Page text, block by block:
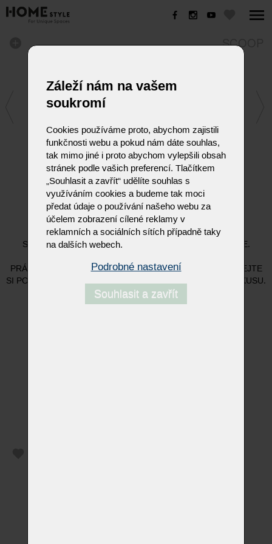
SCOOP
SCOOP
KOVOVÝ POSUVNÝ STOLEK PRO POŽITÍ K SEDACÍM
SOUPRAVÁM. SNADNO SE PŘIZPŮSOBÍ VAŠÍ POHOVCE.
PRÁŠKOVÝ LAK) MU DODÁVÁ LEHKÝ VZHLED. VYCHUTNEJTE
SI POHODLÍ S TIMTO KOUSKEM! VÝROBA JEDINEČNÉHO KUSU.
přejít na domovskou stránku www.bullfrog-design.cz
Záleží nám na vašem
soukromí
Cookies používáme proto, abychom zajistili
funkčnosti webu a pokud nám dáte souhlas,
tak mimo jiné i proto abychom vylepšili obsah
stránek podle vašich preferencí. Tlačítkem
„Souhlasit a zavřít“ udělíte souhlas s
využíváním cookies a budeme tak moci
předat údaje o používání našeho webu za
účelem zobrazení cílené reklamy v
reklamních a sociálních sítích případně taky
na dalších webech.
Podrobné nastavení
Souhlasit a zavřít